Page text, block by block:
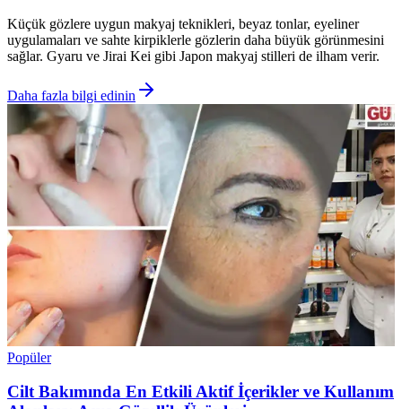
Küçük gözlere uygun makyaj teknikleri, beyaz tonlar, eyeliner
uygulamaları ve sahte kirpiklerle gözlerin daha büyük görünmesini
sağlar. Gyaru ve Jirai Kei gibi Japon makyaj stilleri de ilham verir.
Daha fazla bilgi edinin
Popüler
Cilt Bakımında En Etkili Aktif İçerikler ve Kullanım